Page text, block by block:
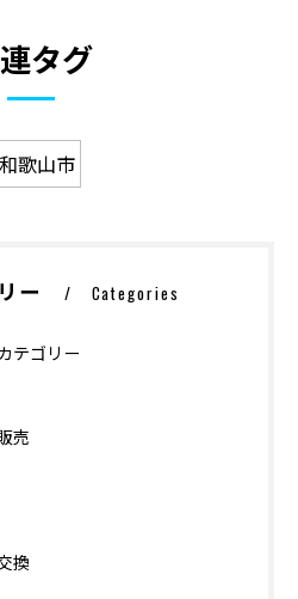
タグ
歌山市
ー Categories
テゴリー
売
換